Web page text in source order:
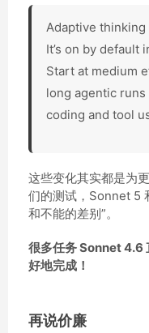
Adaptive
It’s on by default
Start at medium
long agentic
coding and tool
这些变化其实都是为
们的测试，Sonnet 5
和不能的差别”。
很多任务 Sonnet 4.6
好地完成！
再说价廉